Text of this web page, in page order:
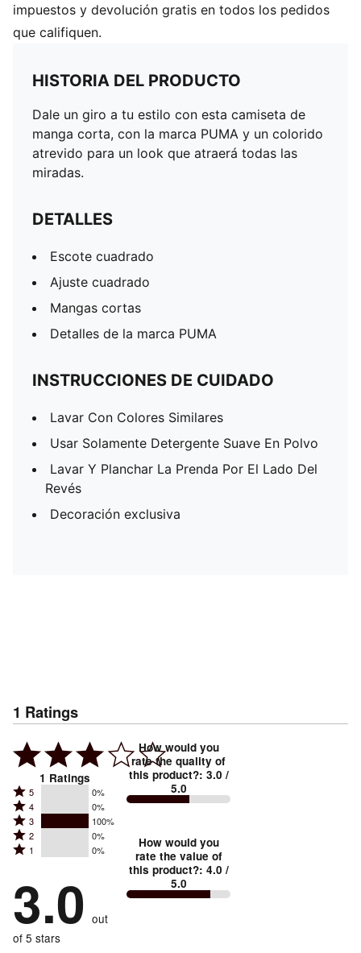
Detalles de la marca PUMA
impuestos y devolución gratis en todos los pedidos
que califiquen.
HISTORIA DEL PRODUCTO
Dale un giro a tu estilo con esta camiseta de
manga corta, con la marca PUMA y un colorido
atrevido para un look que atraerá todas las
miradas.
DETALLES
Escote cuadrado
Ajuste cuadrado
Mangas cortas
Detalles de la marca PUMA
INSTRUCCIONES DE CUIDADO
Lavar Con Colores Similares
Usar Solamente Detergente Suave En Polvo
Lavar Y Planchar La Prenda Por El Lado Del
Revés
Decoración exclusiva
1 Ratings
1 Ratings
Rated
5
stars
by
of
reviewers
5 0%
Rated
4
stars
by
of
reviewers
4 0%
Rated
3
stars
100%
of
reviewers
3 100%
Rated
2
by
0%
of
reviewers
2 0%
Rated
stars
by
0%
of
1 0%
3.0 out
of 5 stars
How would you
rate the quality of
this product?: 3.0 /
5.0
How would you
rate the value of
this product?: 4.0 /
5.0